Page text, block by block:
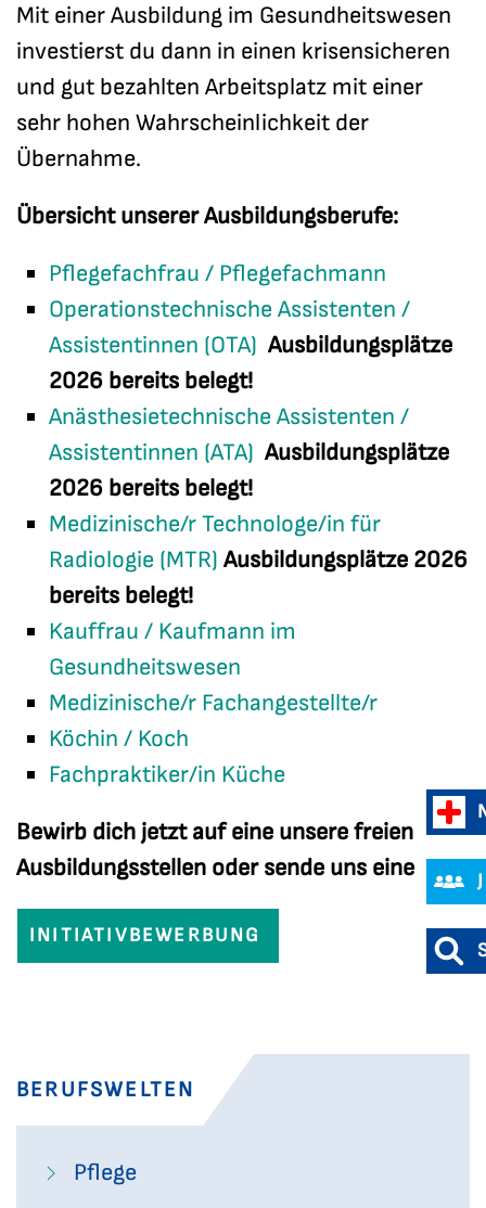
Mit einer Ausbildung im Gesundheitswesen
investierst du dann in einen krisensicheren
und gut bezahlten Arbeitsplatz mit einer
sehr hohen Wahrscheinlichkeit der
Übernahme.
Übersicht unserer Ausbildungsberufe:
Pflegefachfrau / Pflegefachmann
Operationstechnische Assistenten /
Assistentinnen (OTA) Ausbildungsplätze
2026 bereits belegt!
Anästhesietechnische Assistenten /
Assistentinnen (ATA) Ausbildungsplätze
2026 bereits belegt!
Medizinische/r Technologe/in für
Radiologie (MTR) Ausbildungsplätze 2026
bereits belegt!
Kauffrau / Kaufmann im
Gesundheitswesen
Medizinische/r Fachangestellte/r
Köchin / Koch
Fachpraktiker/in Küche
Bewirb dich jetzt auf eine unsere freien
Ausbildungsstellen oder sende uns eine
INITIATIVBEWERBUNG
BERUFSWELTEN
Pflege